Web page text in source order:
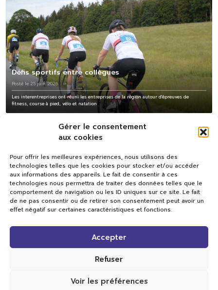
Gérer le consentement
aux cookies
Pour offrir les meilleures expériences, nous utilisons des
technologies telles que les cookies pour stocker et/ou accéder
aux informations des appareils. Le fait de consentir à ces
technologies nous permettra de traiter des données telles que le
comportement de navigation ou les ID uniques sur ce site. Le fait
de ne pas consentir ou de retirer son consentement peut avoir un
effet négatif sur certaines caractéristiques et fonctions.
Accepter
Refuser
Voir les préférences
Défis sportifs entre collègues
Posté le 25 juin 2026
Les interentreprises ont réuni les entreprises de la région autour d'épreuves de
fitness, course à pied, vélo et natation
Val TV
Centre de Compétences Médias
Rue du Pont-Neuf 24